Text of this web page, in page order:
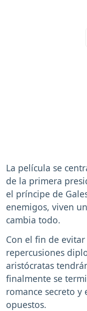
La película se
de la primera
el príncipe de
enemigos, viven
cambia todo.
Con el fin de
repercusiones
aristócratas
finalmente se
romance secreto
opuestos.